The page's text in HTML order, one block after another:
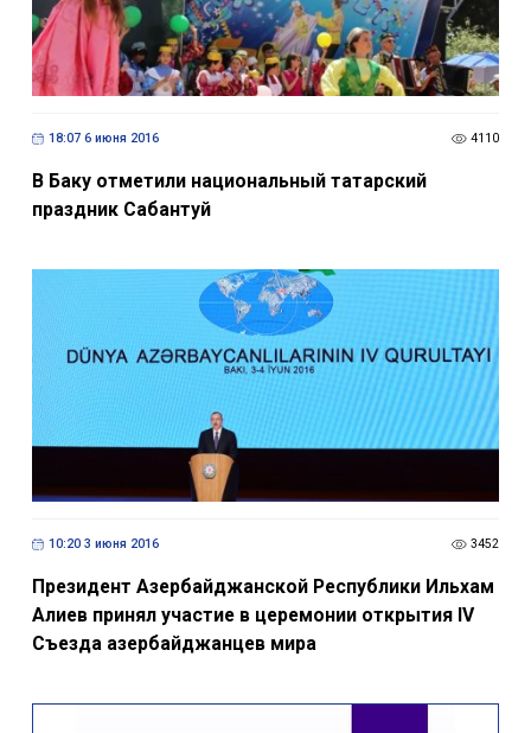
18:07 6 июня 2016 4110
В Баку отметили национальный татарский
праздник Сабантуй
10:20 3 июня 2016 3452
Президент Азербайджанской Республики Ильхам
Алиев принял участие в церемонии открытия IV
Съездa азербайджанцев мира